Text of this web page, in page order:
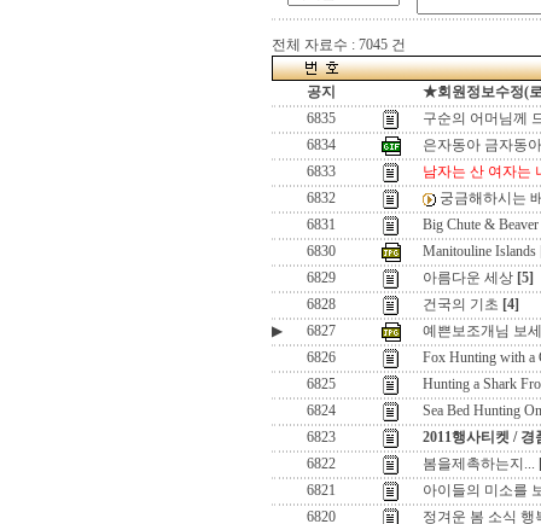
전체 자료수 : 7045 건
공지
★회원정보수정(
6835
구순의 어머님께
6834
은자동아 금자동아
6833
남자는 산 여자는
6832
궁금해하시는
6831
Big Chute & Beaver
6830
Manitouline Islands
6829
아름다운 세상 [5]
6828
건국의 기초 [4]
▶
6827
예쁜보조개님 보
6826
Fox Hunting with a
6825
Hunting a Shark
6824
Sea Bed Hunting
6823
2011행사티켓 /
6822
봄을제촉하는지...
6821
아이들의 미소를
6820
정겨운 봄 소식